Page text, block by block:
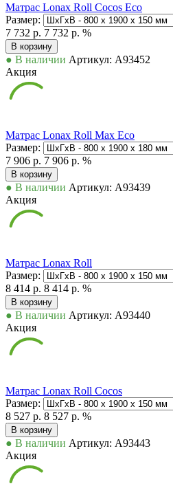
Матрас Lonax Roll Cocos Eco
Размер:
7 732 р. 7 732 р. %
В корзину
● В наличии Артикул: А93452
Акция
Матрас Lonax Roll Max Eco
Размер:
7 906 р. 7 906 р. %
В корзину
● В наличии Артикул: А93439
Акция
Матрас Lonax Roll
Размер:
8 414 р. 8 414 р. %
В корзину
● В наличии Артикул: А93440
Акция
Матрас Lonax Roll Cocos
Размер:
8 527 р. 8 527 р. %
В корзину
● В наличии Артикул: А93443
Акция